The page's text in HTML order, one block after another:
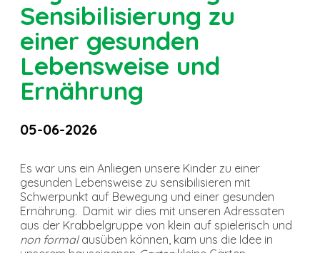
Sensibilisierung zu
einer gesunden
Lebensweise und
Ernährung
05-06-2026
Es war uns ein Anliegen unsere Kinder zu einer
gesunden Lebensweise zu sensibilisieren mit
Schwerpunkt auf Bewegung und einer gesunden
Ernährung. Damit wir dies mit unseren Adressaten
aus der Krabbelgruppe von klein auf spielerisch und
non formalausüben können, kam uns die Idee in